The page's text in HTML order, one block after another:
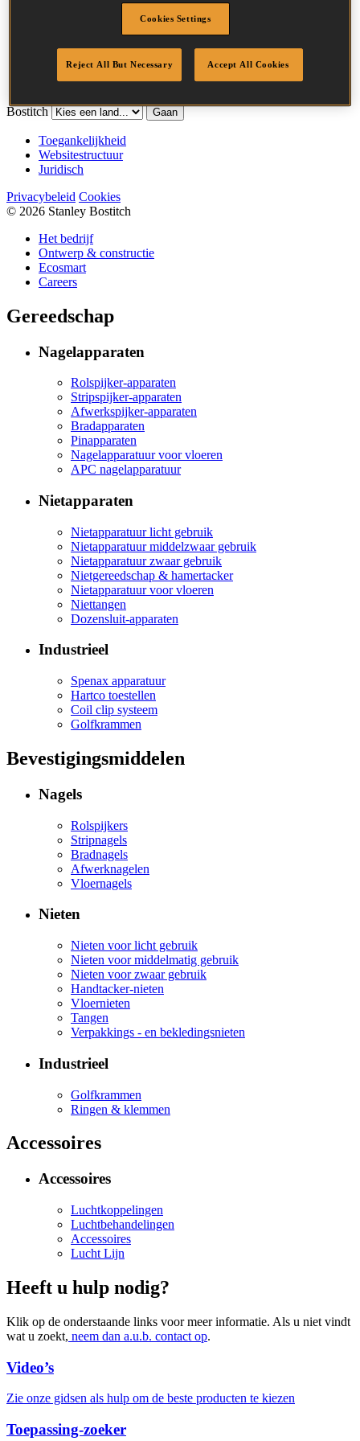
Afwerking
Roestvrij
Hoeveelheid per
box
10000
Bostitch Gaan
Toegankelijkheid
Websitestructuur
Juridisch
Privacybeleid Cookies
© 2026 Stanley Bostitch
Het bedrijf
Ontwerp & constructie
Ecosmart
Careers
Gereedschap
Nagelapparaten
Rolspijker-apparaten
Stripspijker-apparaten
Afwerkspijker-apparaten
Bradapparaten
Pinapparaten
Nagelapparatuur voor vloeren
APC nagelapparatuur
Nietapparaten
Nietapparatuur licht gebruik
Nietapparatuur middelzwaar gebruik
Nietapparatuur zwaar gebruik
Nietgereedschap & hamertacker
Nietapparatuur voor vloeren
Niettangen
Dozensluit-apparaten
Industrieel
Spenax apparatuur
Hartco toestellen
Coil clip systeem
Golfkrammen
Bevestigingsmiddelen
Nagels
Rolspijkers
Stripnagels
Bradnagels
Afwerknagelen
Vloernagels
Nieten
Nieten voor licht gebruik
Nieten voor middelmatig gebruik
Nieten voor zwaar gebruik
Handtacker-nieten
Vloernieten
Tangen
Verpakkings - en bekledingsnieten
Industrieel
Golfkrammen
Ringen & klemmen
Accessoires
Accessoires
Luchtkoppelingen
Luchtbehandelingen
Accessoires
Lucht Lijn
Heeft u hulp nodig?
Klik op de onderstaande links voor meer informatie. Als u niet vindt
wat u zoekt, neem dan a.u.b. contact op.
Video’s
Zie onze gidsen als hulp om de beste producten te kiezen
Toepassing-zoeker
Cookies Settings
Reject All But Necessary Accept All Cookies